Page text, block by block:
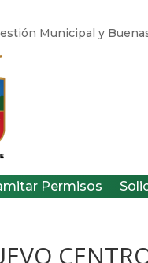
Municipal y
Permisos